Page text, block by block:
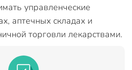
управленческие
аптечных складах и
торговли лекарствами.